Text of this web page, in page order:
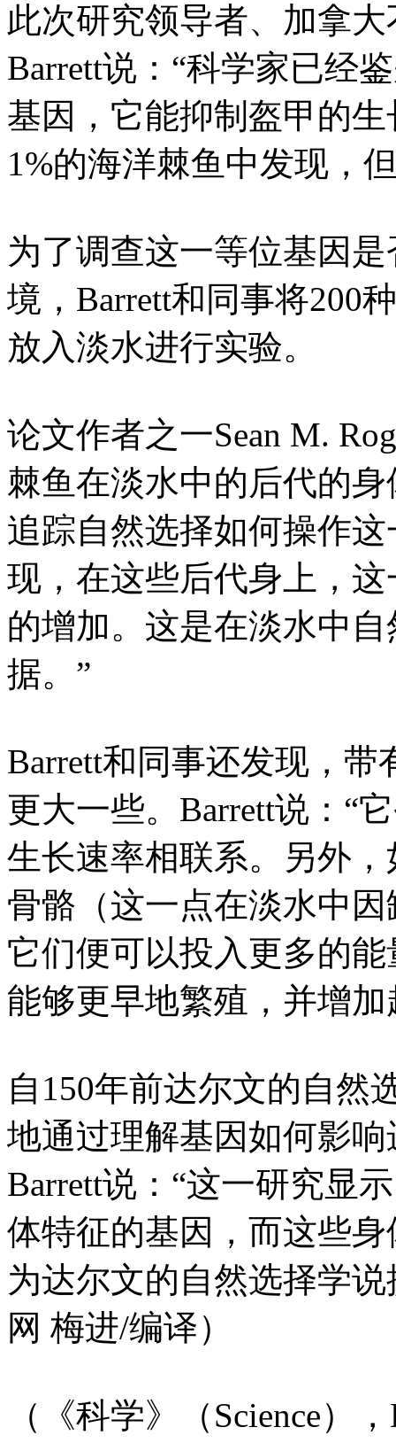
此次研究领导者、加拿
Barrett说：“科学家已经
基因，它能抑制盔甲的
1%的海洋棘鱼中发现，
为了调查这一等位基因
境，Barrett和同事将200
放入淡水进行实验。
论文作者之一Sean M.
棘鱼在淡水中的后代的
追踪自然选择如何操作这
现，在这些后代身上，
的增加。这是在淡水中自
据。”
Barrett和同事还发现，
更大一些。Barrett说：“
生长速率相联系。另外
骨骼（这一点在淡水中
它们便可以投入更多的
能够更早地繁殖，并增
自150年前达尔文的自然
地通过理解基因如何影
Barrett说：“这一研究显
体特征的基因，而这些
为达尔文的自然选择学
网 梅进/编译）
（《科学》（Science）